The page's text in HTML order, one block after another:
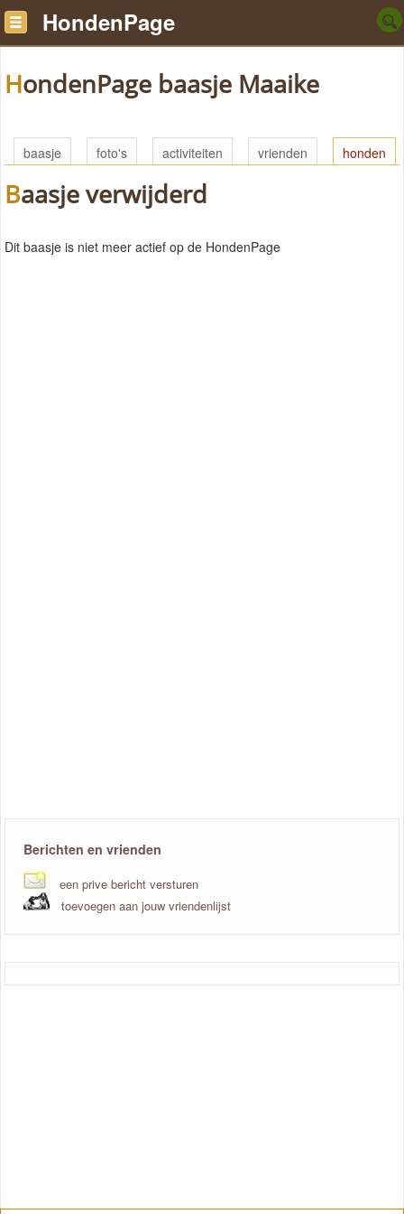
HondenPage
HondenPage baasje Maaike
baasje foto's activiteiten vrienden honden
Baasje verwijderd
Dit baasje is niet meer actief op de HondenPage
Berichten en vrienden
een prive bericht versturen
toevoegen aan jouw vriendenlijst